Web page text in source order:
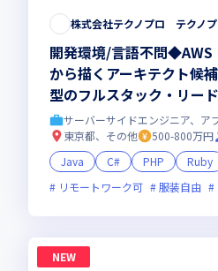
開発環境/言語不問◆AWS
から描くアーキテクト候
型のフルスタック・リー
直取引・最先端プロジェ
利厚生◎
サーバーサイドエンジニア、ア
東京都、その他
500-800万円
Java
C# PHP Ruby
リモートワーク可
服装自由
NEW